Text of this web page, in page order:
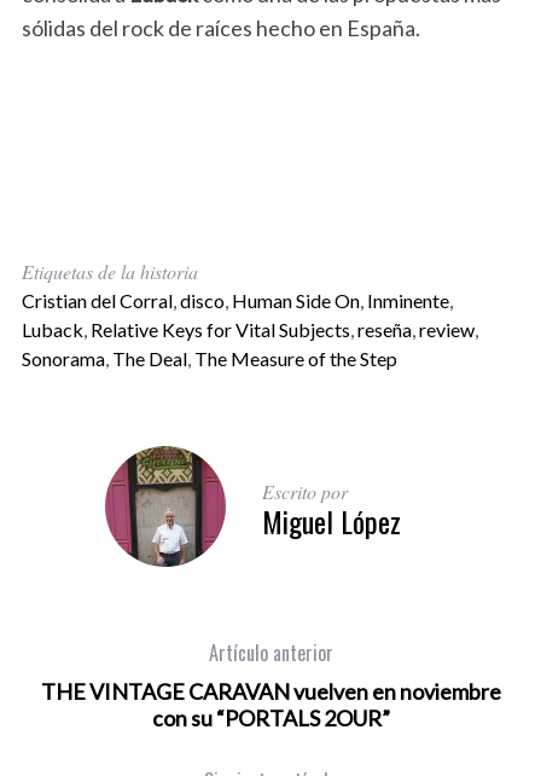
sólidas del rock de raíces hecho en España.
Etiquetas de la historia
Cristian del Corral,disco, Human Side On, Inminente,
Luback, Relative Keys for Vital Subjects,reseña,review,
Sonorama, The Deal, The Measure of the Step
Escrito por
Miguel López
Artículo anterior
THE VINTAGE CARAVAN vuelven en noviembre
con su “PORTALS 2OUR”